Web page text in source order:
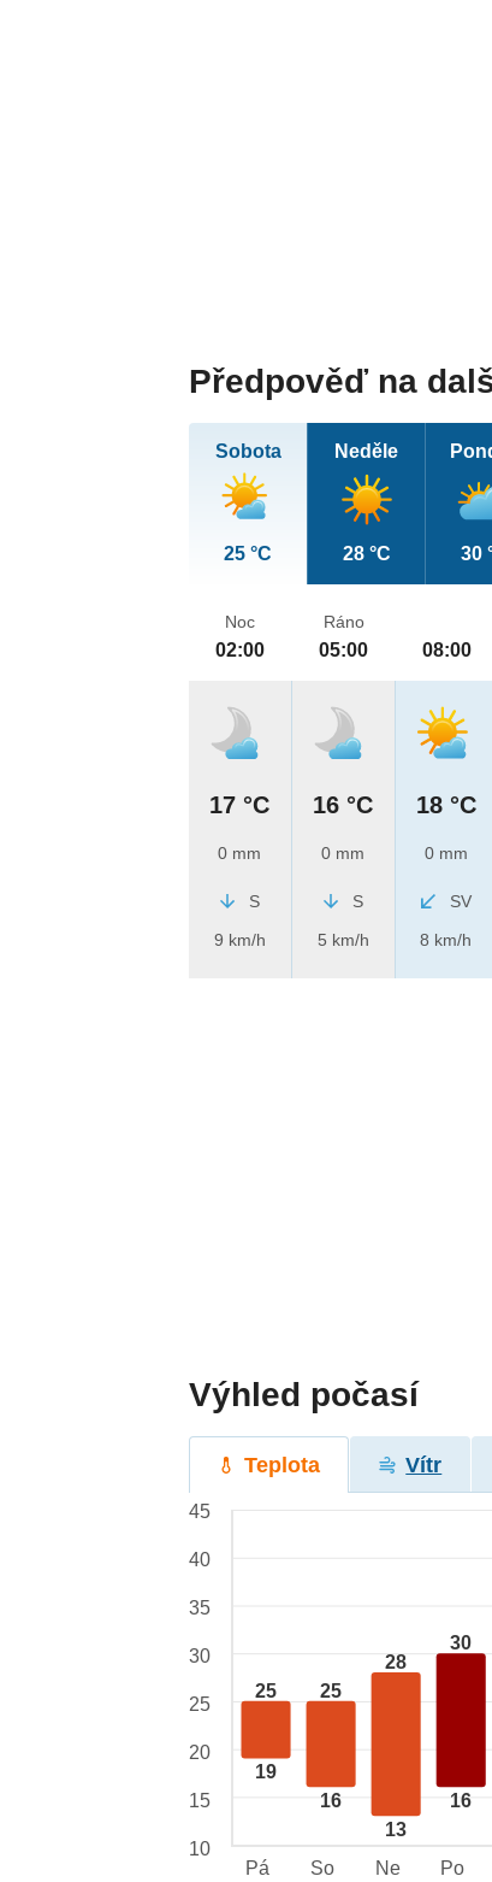
Předpověď na
Sobota
25 °C
Neděle
28 °C 30
Noc
02:00
17 °C
0 mm
S
9 km/h
Ráno
05:00
16 °C
0 mm
S
5 km/h
08:00
18 °C
0 mm
SV
8 km/h
Výhled počasí
Teplota Vítr
25
19
25
16
28
13
30
16
45
40
35
30
25
20
15
10
Pá
So Ne Po